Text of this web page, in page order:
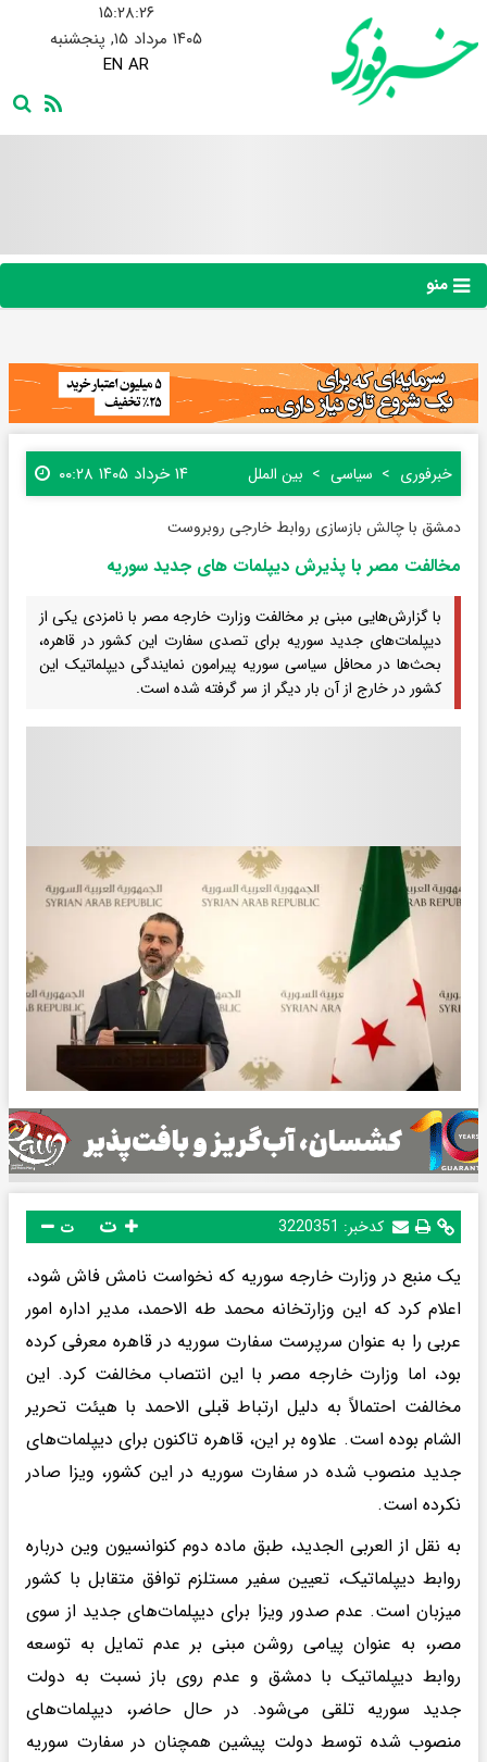
۱۵:۲۸:۲۷
۱۴۰۵ مرداد ۱۵, پنجشنبه
EN AR
منو
خبرفوری سیاسی بین الملل ۱۴ خرداد ۱۴۰۵ ۰۰:۲۸
دمشق با چالش بازسازی روابط خارجی روبروست
مخالفت مصر با پذیرش دیپلمات های جدید سوریه
با گزارش‌هایی مبنی بر مخالفت وزارت خارجه مصر با نامزدی یکی از
دیپلمات‌های جدید سوریه برای تصدی سفارت این کشور در قاهره،
بحث‌ها در محافل سیاسی سوریه پیرامون نمایندگی دیپلماتیک این
کشور در خارج از آن بار دیگر از سر گرفته شده است.
کدخبر: 3220351 ت
یک منبع در وزارت خارجه سوریه که نخواست نامش فاش شود،
اعلام کرد که این وزارتخانه محمد طه الاحمد، مدیر اداره امور
عربی را به عنوان سرپرست سفارت سوریه در قاهره معرفی کرده
بود، اما وزارت خارجه مصر با این انتصاب مخالفت کرد. این
مخالفت احتمالاً به دلیل ارتباط قبلی الاحمد با هیئت تحریر
الشام بوده است. علاوه بر این، قاهره تاکنون برای دیپلمات‌های
جدید منصوب شده در سفارت سوریه در این کشور، ویزا صادر
نکرده است.
به نقل از العربی الجدید، طبق ماده دوم کنوانسیون وین درباره
روابط دیپلماتیک، تعیین سفیر مستلزم توافق متقابل با کشور
میزبان است. عدم صدور ویزا برای دیپلمات‌های جدید از سوی
مصر، به عنوان پیامی روشن مبنی بر عدم تمایل به توسعه
روابط دیپلماتیک با دمشق و عدم روی باز نسبت به دولت
جدید سوریه تلقی می‌شود. در حال حاضر، دیپلمات‌های
منصوب شده توسط دولت پیشین همچنان در سفارت سوریه